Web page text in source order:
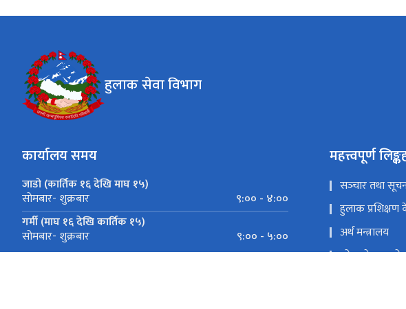
हुलाक सेवा विभाग
कार्यालय समय
जाडो (कार्तिक १६ देखि माघ १५)
सोमबार- शुक्रबार
९:०० - ४:००
गर्मी (माघ १६ देखि कार्तिक १५)
सोमबार- शुक्रबार ९:०० - ५:००
महत्त्वपूर्ण
सञ्‍चार तथा
हुलाक प्रशिक्षण
अर्थ मन्त्रालय
लोक सेवा आयोग